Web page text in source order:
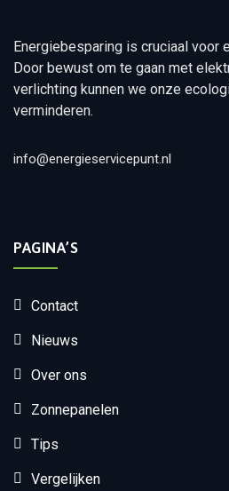
Energiebesparing is cruciaal voor
Door bewust om te gaan met
verlichting kunnen we onze
verminderen.
info@energieservicepunt.nl
PAGINA’S
Contact
Nieuws
Over ons
Zonnepanelen
Tips
Vergelijken